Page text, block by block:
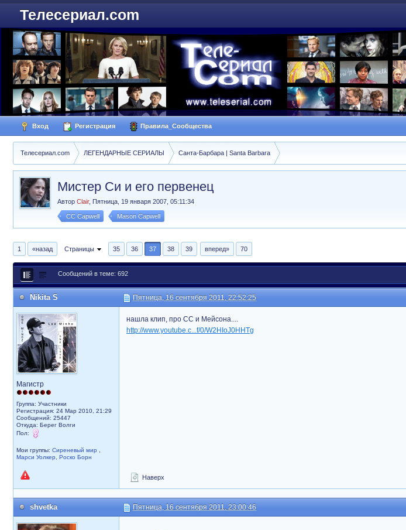
Телесериал.com
Вход Регистрация Правила_Сообщества
Телесериал.com ЛЕГЕНДАРНЫЕ СЕРИАЛЫ Санта-Барбара | Santa Barbara
Мистер Си и его первенец
Автор Clair, Пятница, 19 января 2007, 05:11:34
CC Capwell Mason Capwell
1 «назад Страницы 35 36 37 38 39 вперед» 70
Сообщений в теме: 692
Nikita S Пятница, 16 сентября 2011, 22:52:25
Магистр
Группа: Участники
Регистрация: 24 Мар 2010, 21:29
Сообщений: 25447
Откуда: Берег Волги
Пол:
Мои группы: Сиреневый мир
Марси Уолкер
Роско Борн
нашла клип, про СС и Мейсона....
http://www.youtube.c...f/0/W2HIoJ0HHTg
Наверх
shvetka Пятница, 16 сентября 2011, 23:00:46